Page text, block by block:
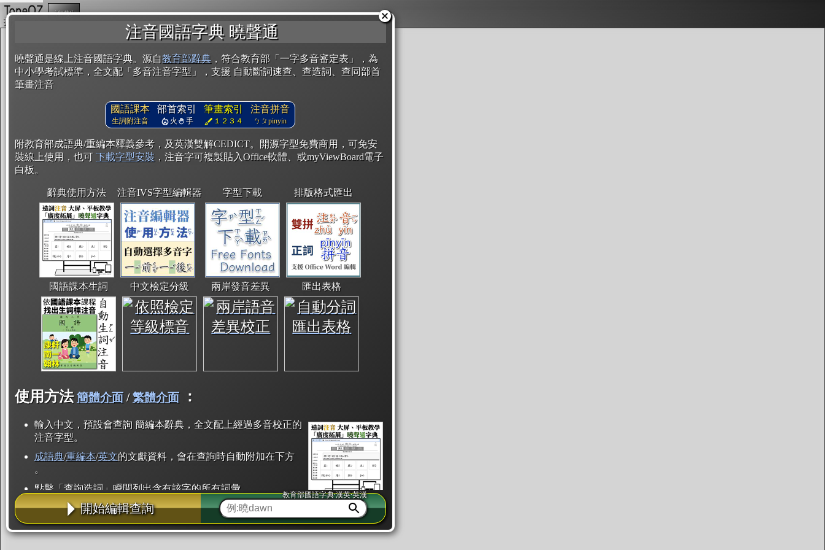
注音國語字典 曉聲通
曉聲通是線上注音國語字典。源自教育部辭典 ，符合教育部「一字多音審定表」，為
中小學考試標準，全文配「多音注音字型」，支援 自動斷詞速查、查造詞、查同部首
筆畫注音
國語課本
生詞附注音
部首索引
火 手
筆畫索引
１２３４
注音拼音
ㄅㄆpinyin
附教育部成語典/重編本釋義參考，及英漢雙解CEDICT。開源字型免費商用，可免安
裝線上使用，也可 下載字型安裝 ，注音字可複製貼入Office軟體、或myViewBoard電子
白板。
辭典使用方法 注音IVS字型編輯器 字型下載 排版格式匯出
國語課本生詞 中文檢定分級 兩岸發音差異 匯出表格
使用方法 簡體介面/繁體介面 ：
輸入中文，預設會查詢 簡編本辭典，全文配上經過多音校正的
注音字型。
成語典/重編本/英文的文獻資料，會在查詢時自動附加在下方
。
點擊「查詢造詞」瞬間列出含有該字的所有詞彙。
點「部首」瞬間列出所有「同部首字」。也支援查詢「同注音」或「同筆畫」。
辭典解釋的全文都經過自動斷詞，點擊便可瞬間「連續查詢」此字詞的解釋，不
用手動重複輸入。
開始編輯查詢
教育部國語字典·漢英·英漢
複製